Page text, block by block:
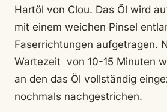
Hartöl von Clou. Das Öl wird
mit einem weichen Pinsel
Faserrichtungen aufgetragen.
Wartezeit von 10-15 Minuten
an den das Öl vollständig
nochmals nachgestrichen.